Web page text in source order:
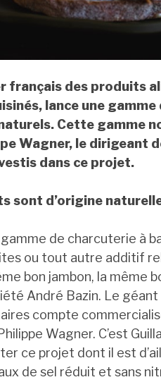
français des produits
lance une
Cette gamme
Wagner, le dirigeant
dans ce projet.
sont d’origine
de charcuterie à
ou tout autre additif
bon jambon, la même
André Bazin. Le
compte
Wagner. C’est
ce projet dont il est
de sel réduit et sans